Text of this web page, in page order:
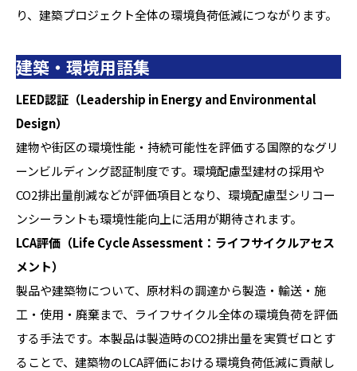
り、建築プロジェクト全体の環境負荷低減につながります。
建築・環境用語集
LEED認証（Leadership in Energy and Environmental
Design）
建物や街区の環境性能・持続可能性を評価する国際的なグリ
ーンビルディング認証制度です。環境配慮型建材の採用や
CO2排出量削減などが評価項目となり、環境配慮型シリコー
ンシーラントも環境性能向上に活用が期待されます。
LCA評価（Life Cycle Assessment：ライフサイクルアセス
メント）
製品や建築物について、原材料の調達から製造・輸送・施
工・使用・廃棄まで、ライフサイクル全体の環境負荷を評価
する手法です。本製品は製造時のCO2排出量を実質ゼロとす
ることで、建築物のLCA評価における環境負荷低減に貢献し